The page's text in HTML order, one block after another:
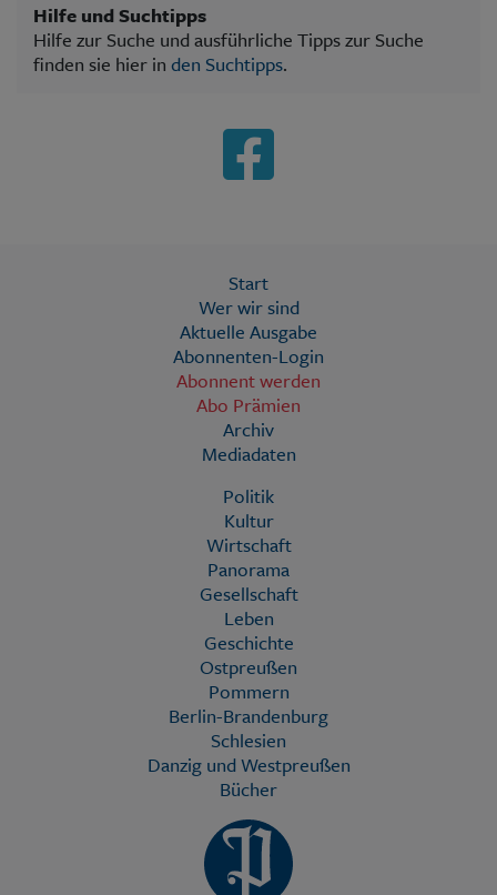
Hilfe und Suchtipps
Hilfe zur Suche und ausführliche Tipps zur Suche
finden sie hier in den Suchtipps.
Start
Wer wir sind
Aktuelle Ausgabe
Abonnenten-Login
Abonnent werden
Abo Prämien
Archiv
Mediadaten
Politik
Kultur
Wirtschaft
Panorama
Gesellschaft
Leben
Geschichte
Ostpreußen
Pommern
Berlin-Brandenburg
Schlesien
Danzig und Westpreußen
Bücher